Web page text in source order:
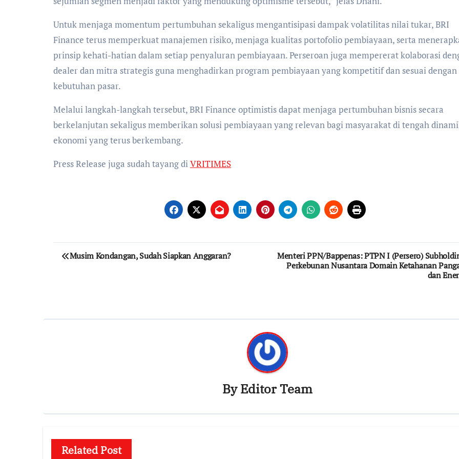
Untuk menjaga momentum pertumbuhan sekaligus mengantisipasi dampak volatilitas nilai tukar, BRI
Finance terus memperkuat manajemen risiko, menjaga kualitas portofolio pembiayaan, serta
prinsip kehati-hatian dalam setiap penyaluran pembiayaan. Perseroan juga mempererat kolaborasi
dealer dan mitra strategis guna menghadirkan program pembiayaan yang kompetitif dan sesuai dengan
kebutuhan pasar.
Melalui langkah-langkah tersebut, BRI Finance optimistis dapat menjaga pertumbuhan bisnis secara
berkelanjutan sekaligus memberikan solusi pembiayaan yang relevan bagi masyarakat di tengah
ekonomi yang terus berkembang.
Press Release juga sudah tayang diVRITIMES
Post
Musim Kondangan, Sudah Siapkan Anggaran?
Menteri PPN/Bappenas: PTPN I (Persero)
Perkebunan Nusantara Domain Ketahanan
dan
ByEditor Team
Related Post